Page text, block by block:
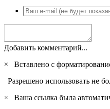
Добавить комментарий...
×
Вставлено с
Разрешено использовать не
×
Ваша ссылка была